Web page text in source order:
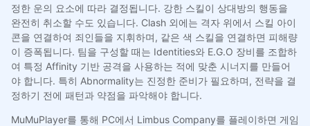
정한 운의 요소에 따라 결정됩니다. 강한 스킬이 상대방의 행동을
완전히 취소할 수도 있습니다. Clash 외에는 격자 위에서 스킬 아이
콘을 연결하여 죄인들을 지휘하며, 같은 색 스킬을 연결하면 피해량
이 증폭됩니다. 팀을 구성할 때는 Identities와 E.G.O 장비를 조합하
여 특정 Affinity 기반 공격을 사용하는 적에 맞춘 시너지를 만들어
야 합니다. 특히 Abnormality는 진정한 준비가 필요하며, 전략을 결
정하기 전에 패턴과 약점을 파악해야 합니다.
MuMuPlayer를 통해 PC에서 Limbus Company를 플레이하면 게임